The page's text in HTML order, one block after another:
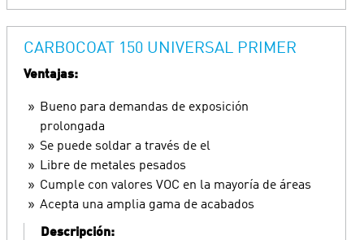
CARBOCOAT 150 UNIVERSAL PRIMER
Ventajas:
Bueno para demandas de exposición
prolongada
Se puede soldar a través de el
Libre de metales pesados
Cumple con valores VOC en la mayoría de áreas
Acepta una amplia gama de acabados
Descripción: